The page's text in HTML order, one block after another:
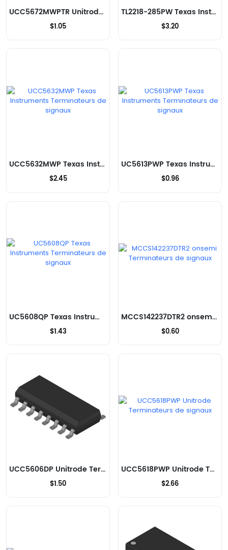
UCC5672MWPTR Unitrode Terminateurs de signaux
$1.05
TL2218-285PW Texas Instruments Terminateurs de signaux
$3.20
UCC5632MWP Texas Instruments Terminateurs de signaux
$2.45
UC5613PWP Texas Instruments Terminateurs de signaux
$0.96
UC5608QP Texas Instruments Terminateurs de signaux
$1.43
MCCS142237DTR2 onsemi Terminateurs de signaux
$0.60
UCC5606DP Unitrode Terminateurs de signaux
$1.50
UCC5618PWP Unitrode Terminateurs de signaux
$2.66